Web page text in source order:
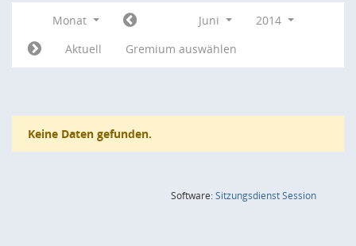
Monat Juni
2014
Aktuell
Gremium auswählen
Keine Daten gefunden.
Software:SitzungsdienstSession(Wird in